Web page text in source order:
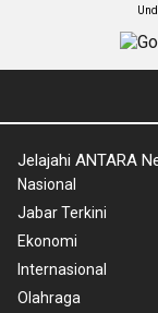
Jelajahi ANTARA
Nasional
Jabar Terkini
Ekonomi
Internasional
Olahraga